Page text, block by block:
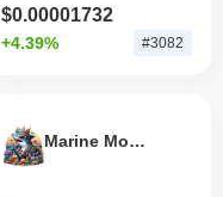
$0.00001732
+4.39% #3082
Marine Moguls